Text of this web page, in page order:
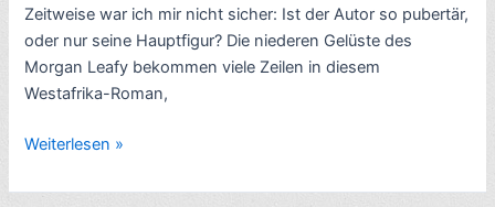
Zeitweise war ich mir nicht sicher: Ist der Autor so pubertär,
oder nur seine Hauptfigur? Die niederen Gelüste des
Morgan Leafy bekommen viele Zeilen in diesem
Westafrika-Roman,
Satirischer
Roman
Weiterlesen »